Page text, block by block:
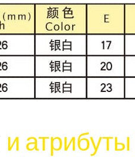
и атрибуты